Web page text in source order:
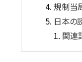
規制当
日本の
関連